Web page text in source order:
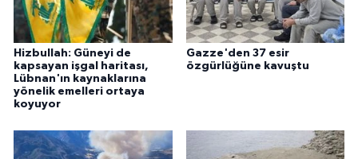
Hizbullah: Güneyi de
kapsayan işgal haritası,
Lübnan'ın kaynaklarına
yönelik emelleri ortaya
koyuyor
Gazze'den 37 esir
özgürlüğüne kavuştu